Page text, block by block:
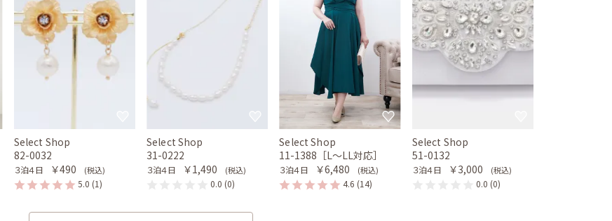
Select Shop
82-0032
３泊４日 ￥490 (税込)
5.0 (1)
Select Shop
31-0222
３泊４日 ￥1,490 (税込)
0.0 (0)
Select Shop
11-1388［L〜LL対応］
３泊４日 ￥6,480 (税込)
4.6 (14)
Select Shop
51-0132
３泊４日 ￥3,000 (税込)
0.0 (0)